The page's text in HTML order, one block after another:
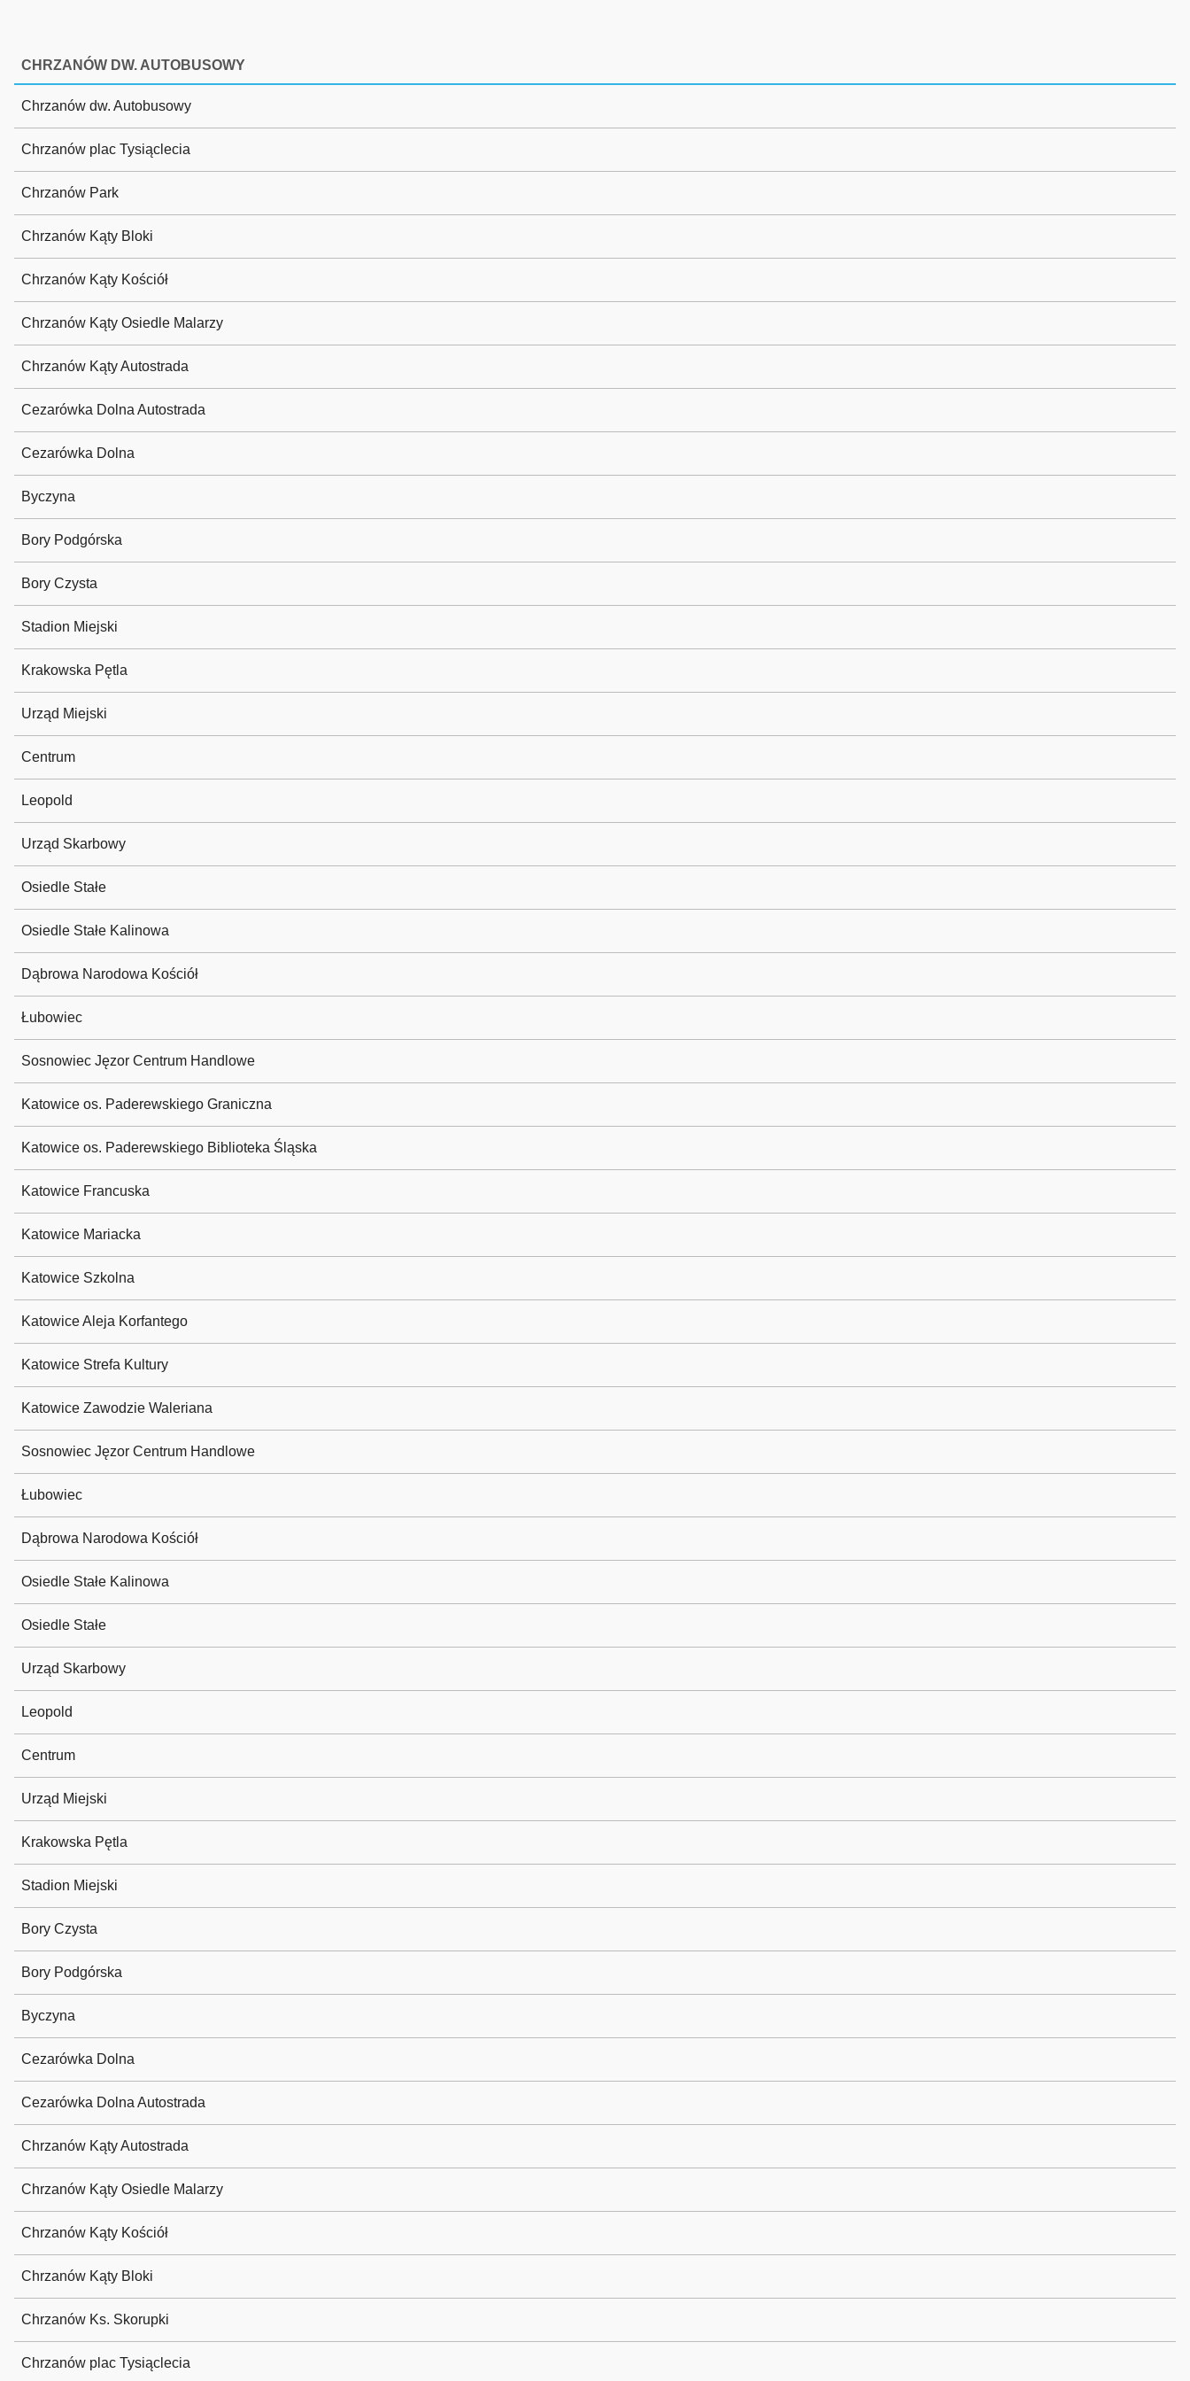
CHRZANÓW DW. AUTOBUSOWY
Chrzanów dw. Autobusowy
Chrzanów plac Tysiąclecia
Chrzanów Park
Chrzanów Kąty Bloki
Chrzanów Kąty Kościół
Chrzanów Kąty Osiedle Malarzy
Chrzanów Kąty Autostrada
Cezarówka Dolna Autostrada
Cezarówka Dolna
Byczyna
Bory Podgórska
Bory Czysta
Stadion Miejski
Krakowska Pętla
Urząd Miejski
Centrum
Leopold
Urząd Skarbowy
Osiedle Stałe
Osiedle Stałe Kalinowa
Dąbrowa Narodowa Kościół
Łubowiec
Sosnowiec Jęzor Centrum Handlowe
Katowice os. Paderewskiego Graniczna
Katowice os. Paderewskiego Biblioteka Śląska
Katowice Francuska
Katowice Mariacka
Katowice Szkolna
Katowice Aleja Korfantego
Katowice Strefa Kultury
Katowice Zawodzie Waleriana
Sosnowiec Jęzor Centrum Handlowe
Łubowiec
Dąbrowa Narodowa Kościół
Osiedle Stałe Kalinowa
Osiedle Stałe
Urząd Skarbowy
Leopold
Centrum
Urząd Miejski
Krakowska Pętla
Stadion Miejski
Bory Czysta
Bory Podgórska
Byczyna
Cezarówka Dolna
Cezarówka Dolna Autostrada
Chrzanów Kąty Autostrada
Chrzanów Kąty Osiedle Malarzy
Chrzanów Kąty Kościół
Chrzanów Kąty Bloki
Chrzanów Ks. Skorupki
Chrzanów plac Tysiąclecia